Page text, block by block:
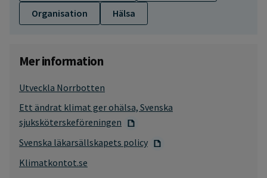
Organisation
Hälsa
Mer information
Utveckla Norrbotten
Ett ändrat klimat ger ohälsa, Svenska
sjuksköterskeföreningen
Svenska läkarsällskapets policy
Klimatkontot.se